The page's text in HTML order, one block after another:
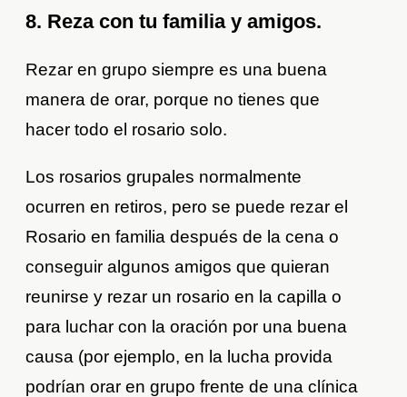
8. Reza con tu familia y amigos.
Rezar en grupo siempre es una buena
manera de orar, porque no tienes que
hacer todo el rosario solo.
Los rosarios grupales normalmente
ocurren en retiros, pero se puede rezar el
Rosario en familia después de la cena o
conseguir algunos amigos que quieran
reunirse y rezar un rosario en la capilla o
para luchar con la oración por una buena
causa (por ejemplo, en la lucha provida
podrían orar en grupo frente de una clínica